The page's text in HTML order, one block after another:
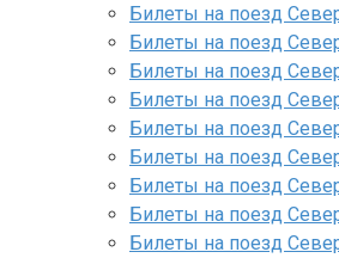
Билеты на поезд
Билеты на поезд
Билеты на поезд
Билеты на поезд
Билеты на поезд
Билеты на поезд
Билеты на поезд
Билеты на поезд
Билеты на поезд